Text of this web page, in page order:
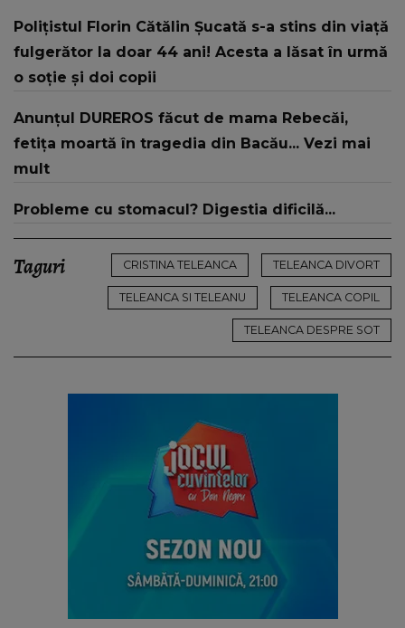
te iubesc pentru că..."
Polițistul Florin Cătălin Șucată s-a stins din viață
fulgerător la doar 44 ani! Acesta a lăsat în urmă
o soție și doi copii
Anunțul DUREROS făcut de mama Rebecăi,
fetița moartă în tragedia din Bacău... Vezi mai
mult
Probleme cu stomacul? Digestia dificilă...
Taguri CRISTINA TELEANCA TELEANCA DIVORT
TELEANCA SI TELEANU TELEANCA COPIL
TELEANCA DESPRE SOT